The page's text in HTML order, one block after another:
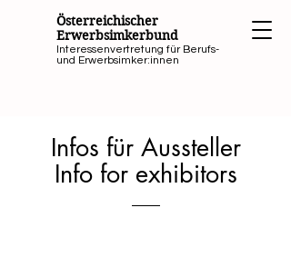
Österreichischer
Erwerbsimkerbund
Interessenvertretung für Berufs-
und Erwerbsimker:innen
Infos für Aussteller
Info for exhibitors